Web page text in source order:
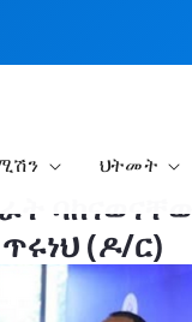
ህትመት
ባከናወናቸው
(ዶ/ር)